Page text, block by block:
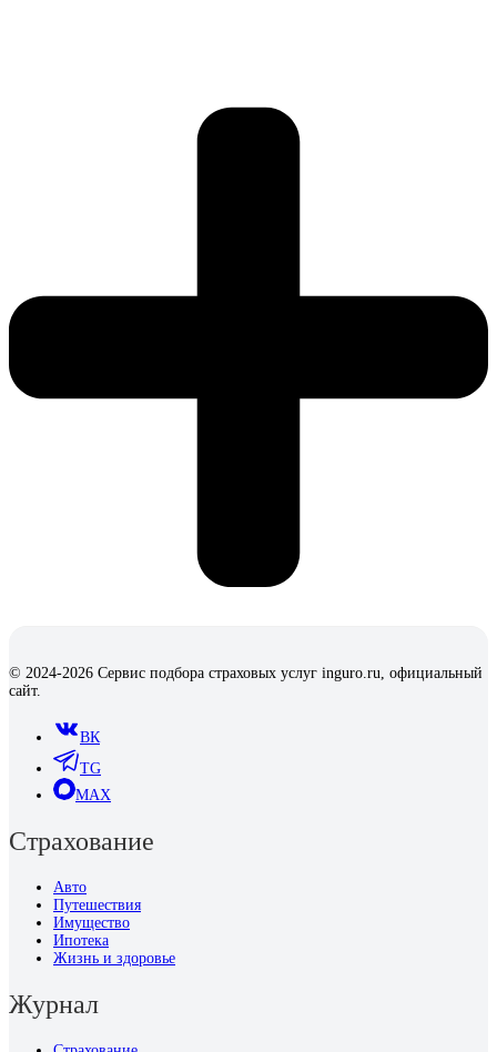
© 2024-2026 Сервис подбора страховых услуг inguro.ru, официальный
сайт.
ВК
TG
MAX
Страхование
Авто
Путешествия
Имущество
Ипотека
Жизнь и здоровье
Журнал